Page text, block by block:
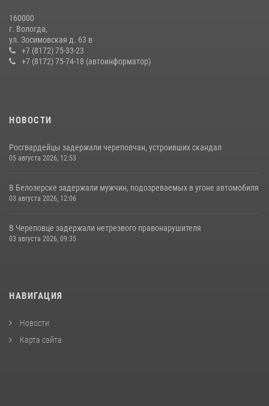
В Соколе росгвардейцы задержали двух нетрезвых мужчин,
угрожавших молодежи расправой
08 июля 2026, 07:52 1
160000
г. Вологда,
ул. Зосимовская д. 63 в
+7 (8172) 75-33-23
+7 (8172) 75-74-18 (автоинформатор)
НОВОСТИ
Росгвардейцы задержали череповчан, устроивших скандал
05 августа 2026, 12:53
В Белозерске задержали мужчин, подозреваемых в угоне автомобиля
03 августа 2026, 12:06
В Череповце задержали нетрезвого правонарушителя
03 августа 2026, 09:35
НАВИГАЦИЯ
Новости
Карта сайта